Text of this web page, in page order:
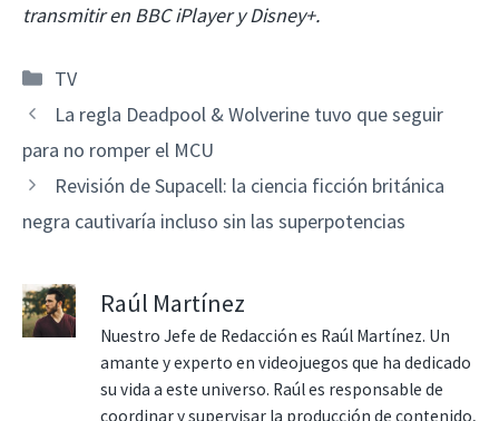
transmitir en BBC iPlayer y Disney+.
Categorías
TV
La regla Deadpool & Wolverine tuvo que seguir
para no romper el MCU
Revisión de Supacell: la ciencia ficción británica
negra cautivaría incluso sin las superpotencias
Raúl Martínez
Nuestro Jefe de Redacción es Raúl Martínez. Un
amante y experto en videojuegos que ha dedicado
su vida a este universo. Raúl es responsable de
coordinar y supervisar la producción de contenido,